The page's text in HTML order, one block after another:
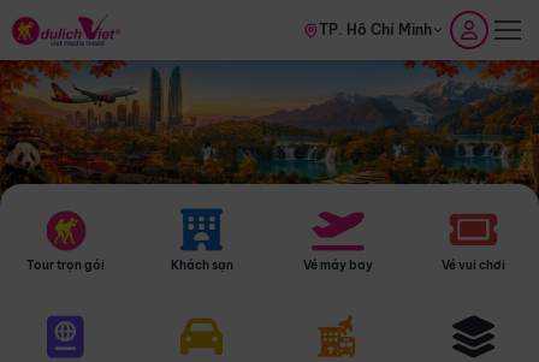
TP. Hồ Chí Minh
Tour trọn gói Khách sạn Vé máy bay Vé vui chơi